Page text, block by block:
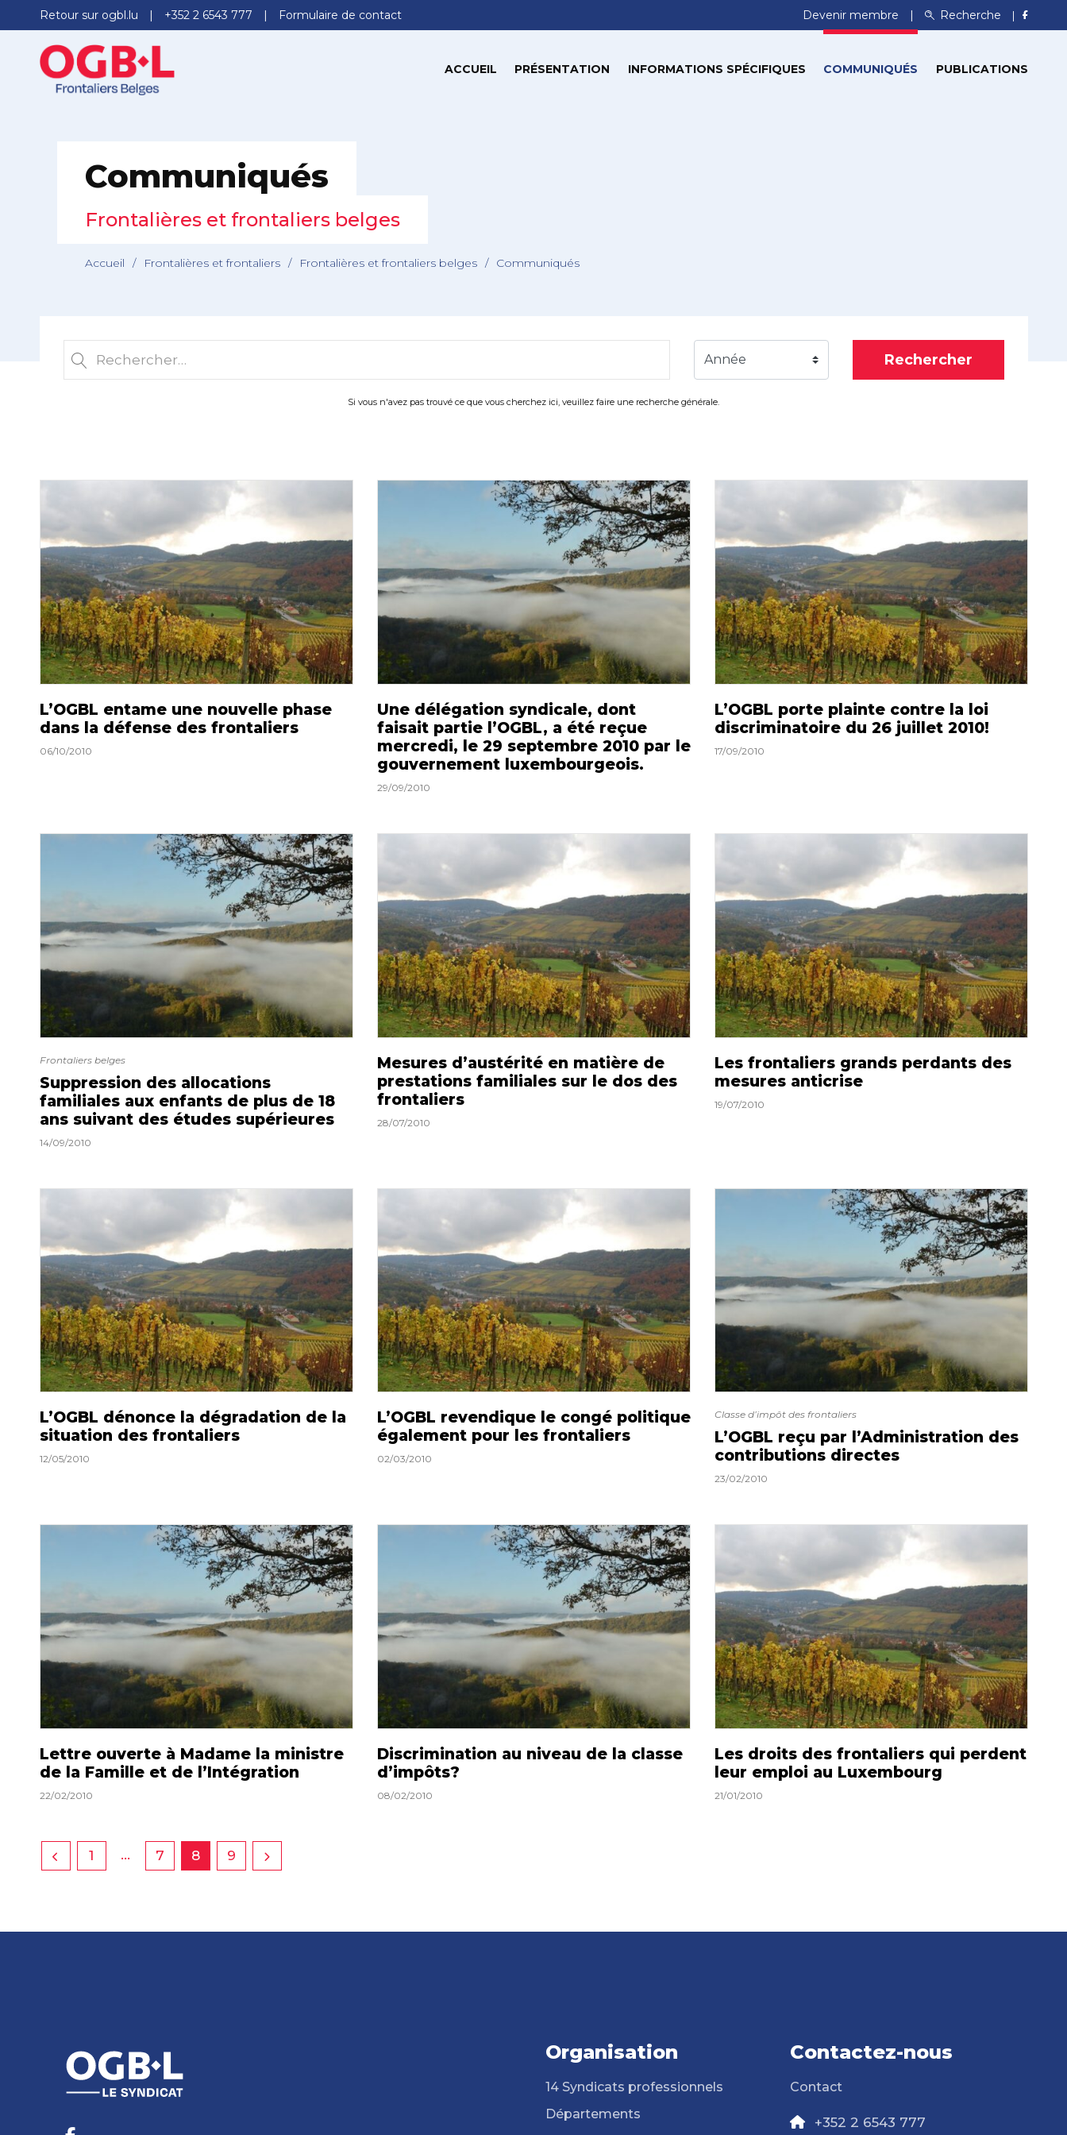
Retour sur ogbl.lu +352 2 6543 777 Formulaire de contact Devenir membre Recherche
ACCUEIL PRÉSENTATION INFORMATIONS SPÉCIFIQUES COMMUNIQUÉS PUBLICATIONS
Communiqués
Frontalières et frontaliers belges
Accueil / Frontalières et frontaliers / Frontalières et frontaliers belges / Communiqués
Année Rechercher
Si vous n'avez pas trouvé ce que vous cherchez ici, veuillez faire une recherche générale.
L’OGBL entame une nouvelle phase
dans la défense des frontaliers
06/10/2010
Une délégation syndicale, dont
faisait partie l’OGBL, a été reçue
mercredi, le 29 septembre 2010 par le
gouvernement luxembourgeois.
29/09/2010
L’OGBL porte plainte contre la loi
discriminatoire du 26 juillet 2010!
17/09/2010
Frontaliers belges
Suppression des allocations
familiales aux enfants de plus de 18
ans suivant des études supérieures
14/09/2010
Mesures d’austérité en matière de
prestations familiales sur le dos des
frontaliers
28/07/2010
Les frontaliers grands perdants des
mesures anticrise
19/07/2010
L’OGBL dénonce la dégradation de la
situation des frontaliers
12/05/2010
L’OGBL revendique le congé politique
également pour les frontaliers
02/03/2010
Classe d’impôt des frontaliers
L’OGBL reçu par l’Administration des
contributions directes
23/02/2010
Lettre ouverte à Madame la ministre
de la Famille et de l’Intégration
22/02/2010
Discrimination au niveau de la classe
d’impôts?
08/02/2010
Les droits des frontaliers qui perdent
leur emploi au Luxembourg
21/01/2010
1 … 7 8 9
Organisation
14 Syndicats professionnels
Départements
Contactez-nous
Contact
+352 2 6543 777